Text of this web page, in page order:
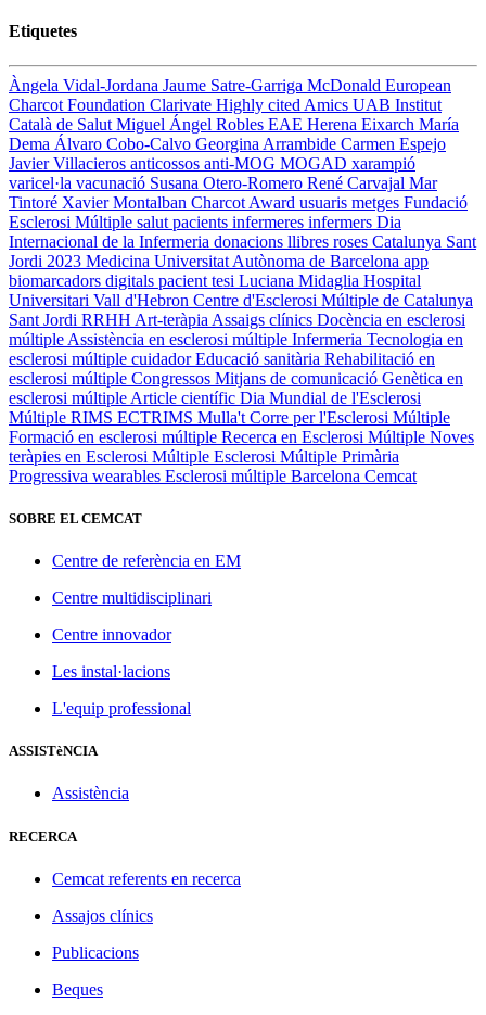
Etiquetes
Àngela Vidal-Jordana Jaume Satre-Garriga McDonald European
Charcot Foundation Clarivate Highly cited Amics UAB Institut
Català de Salut Miguel Ángel Robles EAE Herena Eixarch María
Dema Álvaro Cobo-Calvo Georgina Arrambide Carmen Espejo
Javier Villacieros anticossos anti-MOG MOGAD xarampió
varicel·la vacunació Susana Otero-Romero René Carvajal Mar
Tintoré Xavier Montalban Charcot Award usuaris metges Fundació
Esclerosi Múltiple salut pacients infermeres infermers Dia
Internacional de la Infermeria donacions llibres roses Catalunya Sant
Jordi 2023 Medicina Universitat Autònoma de Barcelona app
biomarcadors digitals pacient tesi Luciana Midaglia Hospital
Universitari Vall d'Hebron Centre d'Esclerosi Múltiple de Catalunya
Sant Jordi RRHH Art-teràpia Assaigs clínics Docència en esclerosi
múltiple Assistència en esclerosi múltiple Infermeria Tecnologia en
esclerosi múltiple cuidadorEducació sanitària Rehabilitació en
esclerosi múltiple Congressos Mitjans de comunicació Genètica en
esclerosi múltiple Article científic Dia Mundial de l'Esclerosi
Múltiple RIMS ECTRIMS Mulla't Corre per l'Esclerosi Múltiple
Formació en esclerosi múltiple Recerca en Esclerosi Múltiple Noves
teràpies en Esclerosi Múltiple Esclerosi Múltiple Primària
Progressiva wearables Esclerosi múltiple Barcelona Cemcat
SOBRE EL CEMCAT
Centre de referència en EM
Centre multidisciplinari
Centre innovador
Les instal·lacions
L'equip professional
ASSISTèNCIA
Assistència
RECERCA
Cemcat referents en recerca
Assajos clínics
Publicacions
Beques